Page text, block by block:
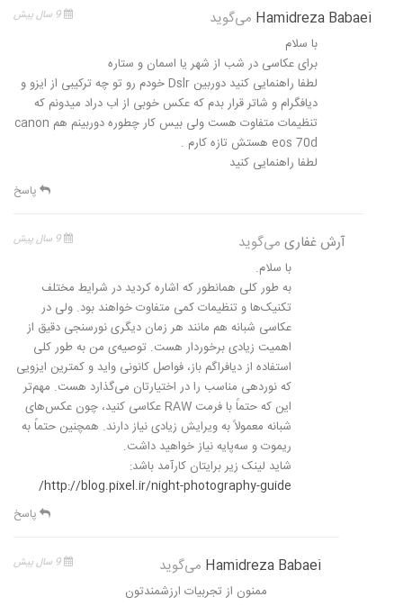
Hamidreza Babaei می‌گوید
با سلام
برای عکاسی در شب از شهر یا اسمان و ستاره
لطفا راهنمایی کنید دوربین Dslr خودم رو تو چه ترکیبی از ایزو و
دیافگرام و شاتر قرار بدم که عکس خوبی از اب دراد میدونم که
تنظیمات متفاوت هست ولی بیس کار چطوره دوربینم هم canon
eos 70d هستش تازه کارم .
لطفا راهنمایی کنید
پاسخ
آرش غفاری می‌گوید
با سلام.
به طور کلی همانطور که اشاره کردید در شرایط مختلف
تکنیک‌ها و تنظیمات کمی متفاوت خواهند بود. ولی در
عکاسی شبانه هم مانند هر زمان دیگری نورسنجی دقیق از
اهمیت زیادی برخوردار هست. توصیه‌ی من به طور کلی
استفاده از دیافراگم باز، فواصل کانونی واید و کمترین ایزویی
که نوردهی مناسب را در اختیارتان می‌گذارد هست. مهم‌تر
این که حتماً با فرمت RAW عکاسی کنید، چون عکس‌های
شبانه معمولاً به ویرایش زیادی نیاز دارند. همچنین حتماً به
ریموت و سه‌پایه نیاز خواهید داشت.
شاید لینک زیر برایتان کارآمد باشد:
http://blog.pixel.ir/night-photography-guide/
پاسخ
Hamidreza Babaei می‌گوید
ممنون از تجربیات ارزشمندتون